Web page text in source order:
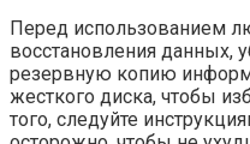
Перед использованием
восстановления данных,
резервную копию
жесткого диска, чтобы
того, следуйте